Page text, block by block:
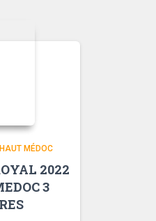
HAUT MÉDOC
2022
3